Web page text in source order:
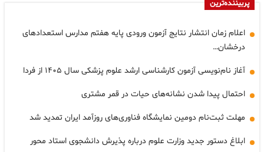
پربیننده‌ترین
اعلام زمان انتشار نتایج آزمون ورودی پایه هفتم مدارس استعدادهای
درخشان…
آغاز نام‌نویسی آزمون کارشناسی ارشد علوم پزشکی سال ۱۴۰۵ از فردا
احتمال پیدا شدن نشانه‌های حیات در قمر مشتری
مهلت ثبت‌نام دومین نمایشگاه فناوری‌های روزآمد ایران تمدید شد
ابلاغ دستور جدید وزارت علوم درباره پذیرش دانشجوی استاد محور